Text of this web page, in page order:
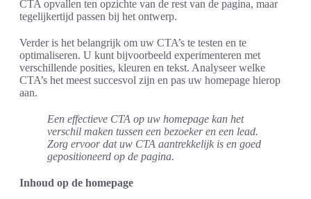
CTA opvallen ten opzichte van de rest van de pagina, maar
tegelijkertijd passen bij het ontwerp.
Verder is het belangrijk om uw CTA’s te testen en te
optimaliseren. U kunt bijvoorbeeld experimenteren met
verschillende posities, kleuren en tekst. Analyseer welke
CTA’s het meest succesvol zijn en pas uw homepage hierop
aan.
Een effectieve CTA op uw homepage kan het
verschil maken tussen een bezoeker en een lead.
Zorg ervoor dat uw CTA aantrekkelijk is en goed
gepositioneerd op de pagina.
Inhoud op de homepage